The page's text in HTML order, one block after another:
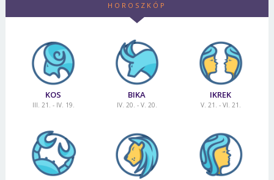
HOROSZKÓP
KOS
III. 21. - IV. 19.
BIKA
IV. 20. - V. 20.
IKREK
V. 21. - VI. 21.